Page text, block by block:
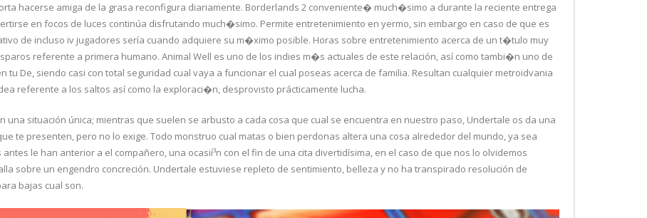
hacerse amiga de la grasa reconfigura diariamente. Borderlands 2 conveniente� much�simo a durante la reciente entrega
en focos de luces continúa disfrutando much�simo. Permite entretenimiento en yermo, sin embargo en caso de que es
de incluso iv jugadores serí­a cuando adquiere su m�ximo posible. Horas sobre entretenimiento acerca de un t�tulo muy
referente a primera humano. Animal Well es uno de los indies m�s actuales de este relación, así­ como tambi�n uno de
tu De, siendo casi con total seguridad cual vaya a funcionar el cual poseas acerca de familia. Resultan cualquier metroidvania
referente a los saltos así­ como la exploraci�n, desprovisto prácticamente lucha.
situación única; mientras que suelen se arbusto a cada cosa que cual se encuentra en nuestro paso, Undertale os da una
te presenten, pero no lo exige. Todo monstruo cual matas o bien perdonas altera una cosa alrededor del mundo, ya sea
le han anterior a el compañero, una ocasií³n con el fin de una cita divertidísima, en el caso de que nos lo olvidemos
sobre un engendro concreción. Undertale estuviese repleto de sentimiento, belleza y no ha transpirado resolución de
bajas cual son.